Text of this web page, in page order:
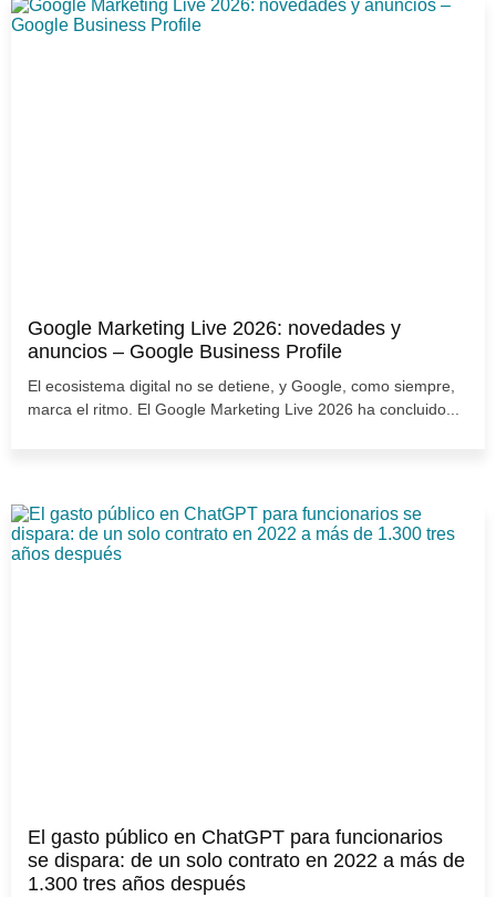
Google Marketing Live 2026: novedades y
anuncios – Google Business Profile
El ecosistema digital no se detiene, y Google, como siempre,
marca el ritmo. El Google Marketing Live 2026 ha concluido...
El gasto público en ChatGPT para funcionarios
se dispara: de un solo contrato en 2022 a más de
1.300 tres años después